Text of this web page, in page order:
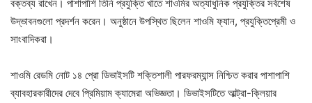
বক্তব্য রাখেন। পাশাপাশি তিনি প্রযুক্তি খাতে শাওমির অত্যাধুনিক প্রযুক্তির সর্বশেষ
উদ্ভাবনগুলো প্রদর্শন করেন। অনুষ্ঠানে উপস্থিত ছিলেন শাওমি ফ্যান, প্রযুক্তিপ্রেমী ও
সাংবাদিকরা।
শাওমি রেডমি নোট ১৪ প্রো ডিভাইসটি শক্তিশালী পারফরম্যান্স নিশ্চিত করার পাশাপাশি
ব্যাবহারকারীদের দেবে প্রিমিয়াম ক্যামেরা অভিজ্ঞতা। ডিভাইসটিতে আল্ট্রা-ক্লিয়ার